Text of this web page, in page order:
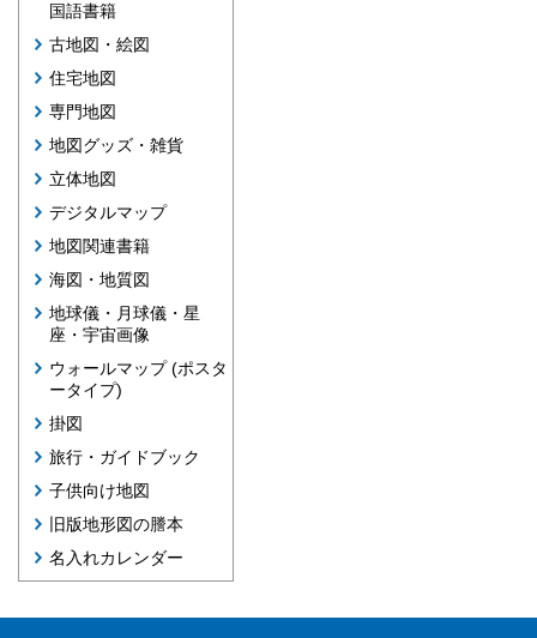
国語書籍
古地図・絵図
住宅地図
専門地図
地図グッズ・雑貨
立体地図
デジタルマップ
地図関連書籍
海図・地質図
地球儀・月球儀・星
座・宇宙画像
ウォールマップ (ポスタ
ータイプ)
掛図
旅行・ガイドブック
子供向け地図
旧版地形図の謄本
名入れカレンダー